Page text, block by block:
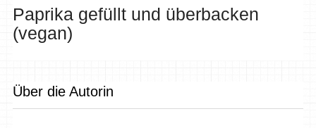
Paprika gefüllt und überbacken
(vegan)
Über die Autorin